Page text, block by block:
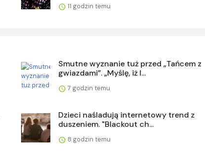
11 godzin temu
Smutne wyznanie tuż przed „Tańcem z
gwiazdami”. „Myślę, iż l...
7 godzin temu
Dzieci naśladują internetowy trend z
duszeniem. "Blackout ch...
8 godzin temu